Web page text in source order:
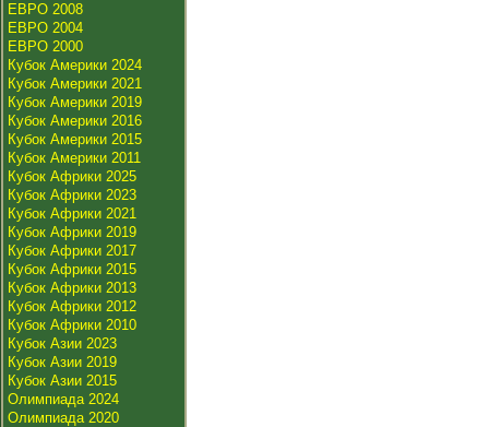
ЕВРО 2008
ЕВРО 2004
ЕВРО 2000
Кубок Америки 2024
Кубок Америки 2021
Кубок Америки 2019
Кубок Америки 2016
Кубок Америки 2015
Кубок Америки 2011
Кубок Африки 2025
Кубок Африки 2023
Кубок Африки 2021
Кубок Африки 2019
Кубок Африки 2017
Кубок Африки 2015
Кубок Африки 2013
Кубок Африки 2012
Кубок Африки 2010
Кубок Азии 2023
Кубок Азии 2019
Кубок Азии 2015
Олимпиада 2024
Олимпиада 2020